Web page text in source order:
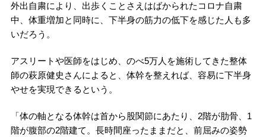
外出自粛により、出歩くことさえはばかられたコロナ自粛
中、体重増加と同時に、下半身の筋力の低下を感じた人も多
いだろう。
アスリートや医師をはじめ、のべ5万人を施術してきた整体
師の萩原健史さんによると、体幹を整えれば、容易に下半身
やせを実現できるという。
「体の軸となる体幹は首から股関節にあたり、2階が肋骨、1
階が腹部の2階建て。長時間座ったままだと、前屈みの姿勢